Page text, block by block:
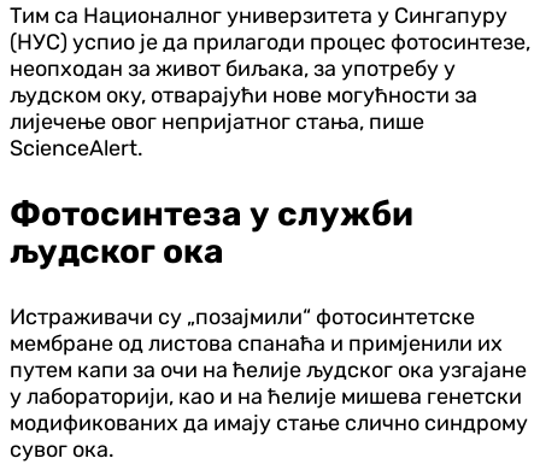
Тим са Националног универзитета у Сингапуру
(НУС) успио је да прилагоди процес фотосинтезе,
неопходан за живот биљака, за употребу у
људском оку, отварајући нове могућности за
лијечење овог непријатног стања, пише
ScienceAlert.
Фотосинтеза у служби
људског ока
Истраживачи су „позајмили“ фотосинтетске
мембране од листова спанаћа и примјенили их
путем капи за очи на ћелије људског ока узгајане
у лабораторији, као и на ћелије мишева генетски
модификованих да имају стање слично синдрому
сувог ока.